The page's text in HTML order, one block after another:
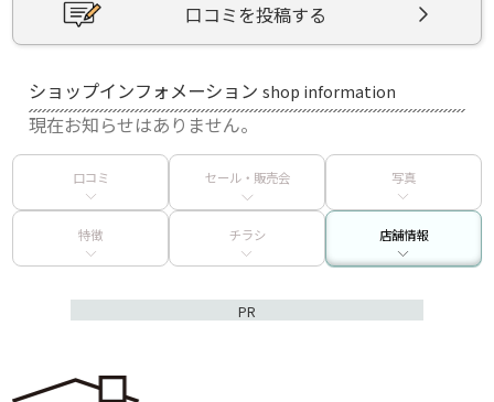
口コミを投稿する
ショップインフォメーションshop information
現在お知らせはありません。
口コミ セール・販売会 写真
特徴 チラシ 店舗情報
PR